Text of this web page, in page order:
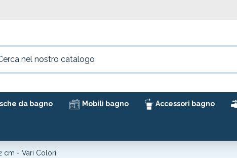
da bagno Mobili bagno Accessori bagno
cm - Vari Colori